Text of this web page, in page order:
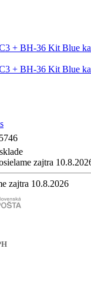
zajtra
zajtra 10.8.2026